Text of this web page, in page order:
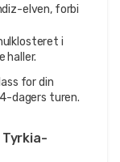
elven, forbi
i
haller.
dagers turen.